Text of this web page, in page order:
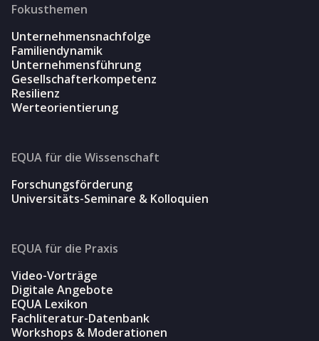
Fokusthemen
Unternehmensnachfolge
Familiendynamik
Unternehmensführung
Gesellschafterkompetenz
Resilienz
Werteorientierung
EQUA für die Wissenschaft
Forschungsförderung
Universitäts-Seminare & Kolloquien
EQUA für die Praxis
Video-Vorträge
Digitale Angebote
EQUA Lexikon
Fachliteratur-Datenbank
Workshops & Moderationen